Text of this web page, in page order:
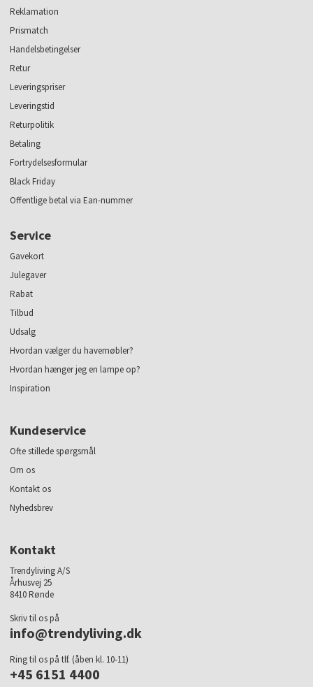
Reklamation
Prismatch
Handelsbetingelser
Retur
Leveringspriser
Leveringstid
Returpolitik
Betaling
Fortrydelsesformular
Black Friday
Offentlige betal via Ean-nummer
Service
Gavekort
Julegaver
Rabat
Tilbud
Udsalg
Hvordan vælger du havemøbler?
Hvordan hænger jeg en lampe op?
Inspiration
Kundeservice
Ofte stillede spørgsmål
Om os
Kontakt os
Nyhedsbrev
Kontakt
Trendyliving A/S
Århusvej 25
8410 Rønde
Skriv til os på
info@trendyliving.dk
Ring til os på tlf. (åben kl. 10-11)
+45 6151 4400